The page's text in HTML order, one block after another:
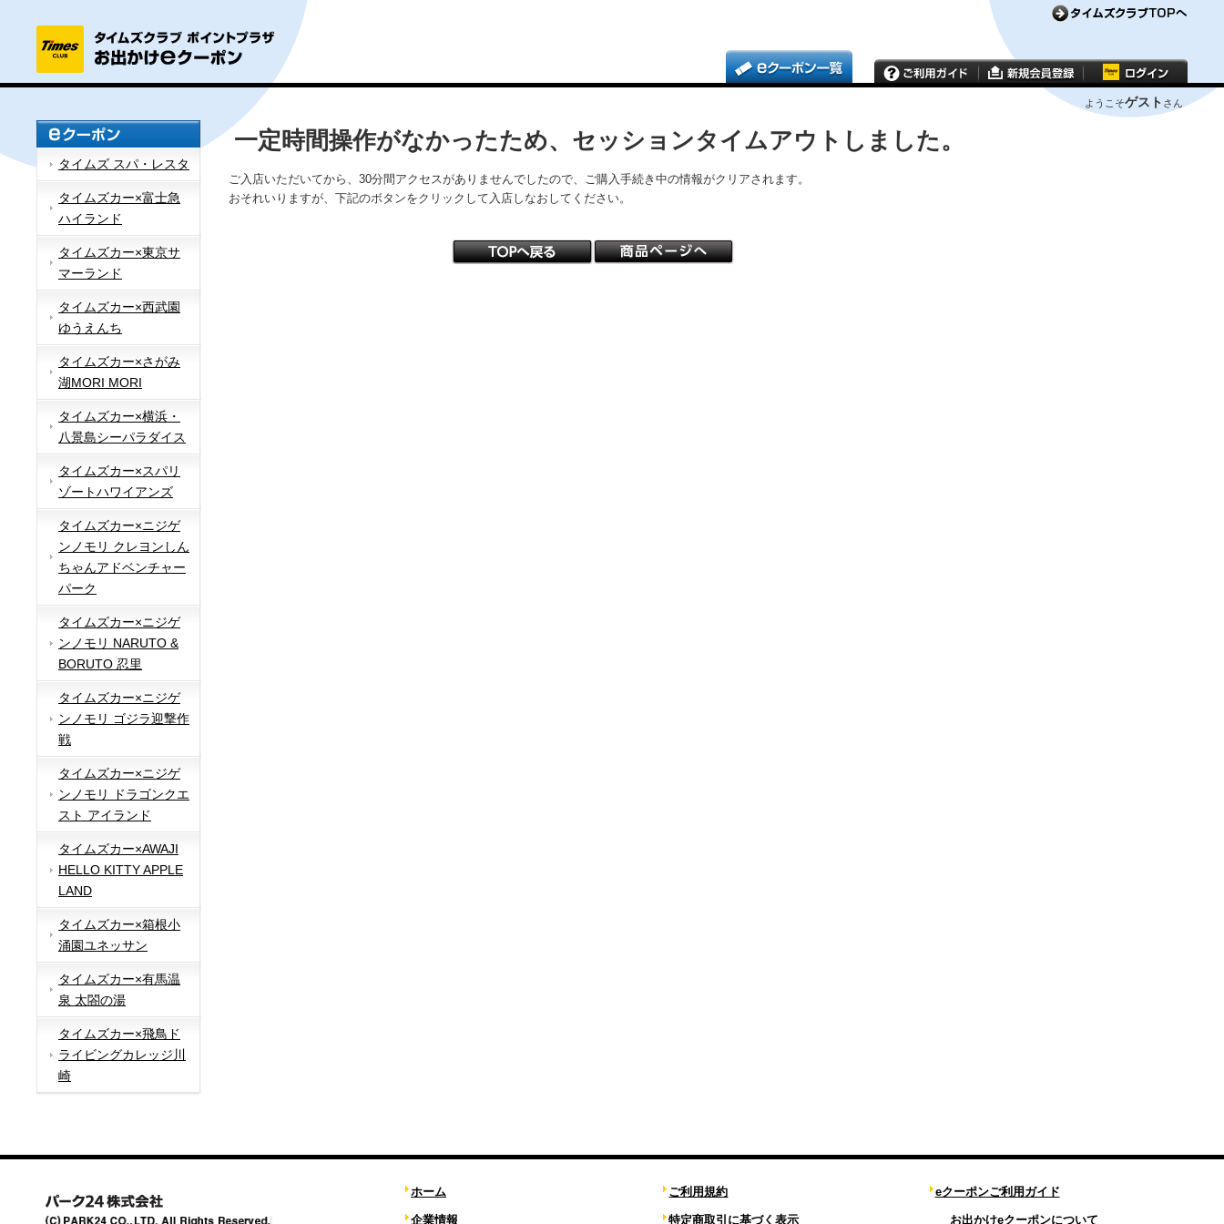
ようこそゲスト さん
タイムズ スパ・レスタ
タイムズカー×富士急
ハイランド
タイムズカー×東京サ
マーランド
タイムズカー×西武園
ゆうえんち
タイムズカー×さがみ
湖MORI MORI
タイムズカー×横浜・
八景島シーパラダイス
タイムズカー×スパリ
ゾートハワイアンズ
タイムズカー×ニジゲ
ンノモリ クレヨンしん
ちゃんアドベンチャー
パーク
タイムズカー×ニジゲ
ンノモリ NARUTO &
BORUTO 忍里
タイムズカー×ニジゲ
ンノモリ ゴジラ迎撃作
戦
タイムズカー×ニジゲ
ンノモリ ドラゴンクエ
スト アイランド
タイムズカー×AWAJI
HELLO KITTY APPLE
LAND
タイムズカー×箱根小
涌園ユネッサン
タイムズカー×有馬温
泉 太閤の湯
タイムズカー×飛鳥ド
ライビングカレッジ川
崎
一定時間操作がなかったため、セッションタイムアウトしました。
ご入店いただいてから、30分間アクセスがありませんでしたので、ご購入手続き中の情報がクリアされます。
おそれいりますが、下記のボタンをクリックして入店しなおしてください。
ホーム
企業情報
ご利用規約
特定商取引に基づく表示
eクーポンご利用ガイド
お出かけeクーポンについて